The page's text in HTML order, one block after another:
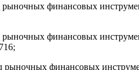
финансовых
финансовых
рыночных финансовых